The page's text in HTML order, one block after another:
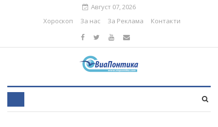
Август 07, 2026
Хороскоп
За нас За Реклама Контакти